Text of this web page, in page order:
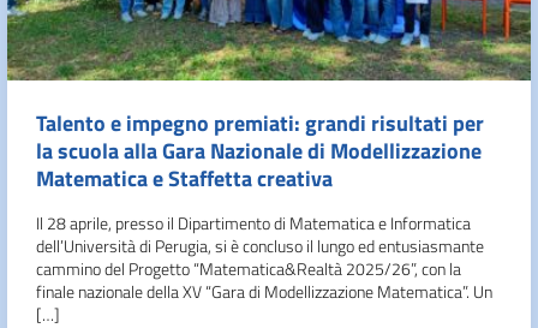
Talento e impegno premiati: grandi risultati per
la scuola alla Gara Nazionale di Modellizzazione
Matematica e Staffetta creativa
Il 28 aprile, presso il Dipartimento di Matematica e Informatica
dell’Università di Perugia, si è concluso il lungo ed entusiasmante
cammino del Progetto “Matematica&Realtà 2025/26”, con la
finale nazionale della XV “Gara di Modellizzazione Matematica”. Un
[…]